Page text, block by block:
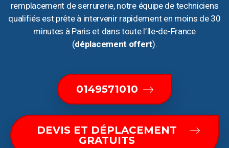
remplacement de serrurerie, notre équipe de techniciens
qualifiés est prête à intervenir rapidement en moins de 30
minutes à Paris et dans toute l’Ile-de-France
(déplacement offert).
0149571010
DEVIS ET DÉPLACEMENT
GRATUITS